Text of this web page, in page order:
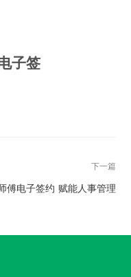
子签
下一篇
傅电子签约 赋能人事管理